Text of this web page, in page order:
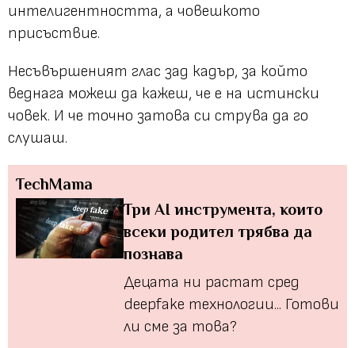
интелигентността, а човешкото
присъствие.
Несъвършеният глас зад кадър, за който
веднага можеш да кажеш, че е на истински
човек. И че точно затова си струва да го
слушаш.
TechMama
Три AI инструмента, които
всеки родител трябва да
познава
Децата ни растат сред
deepfake технологии... Готови
ли сме за това?